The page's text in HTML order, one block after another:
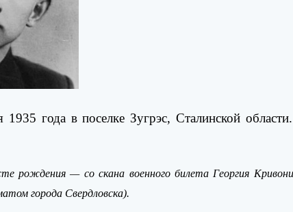
1935 года в поселке Зугрэс, Сталинской
рождения — со скана военного билета Георгия
города Свердловска).